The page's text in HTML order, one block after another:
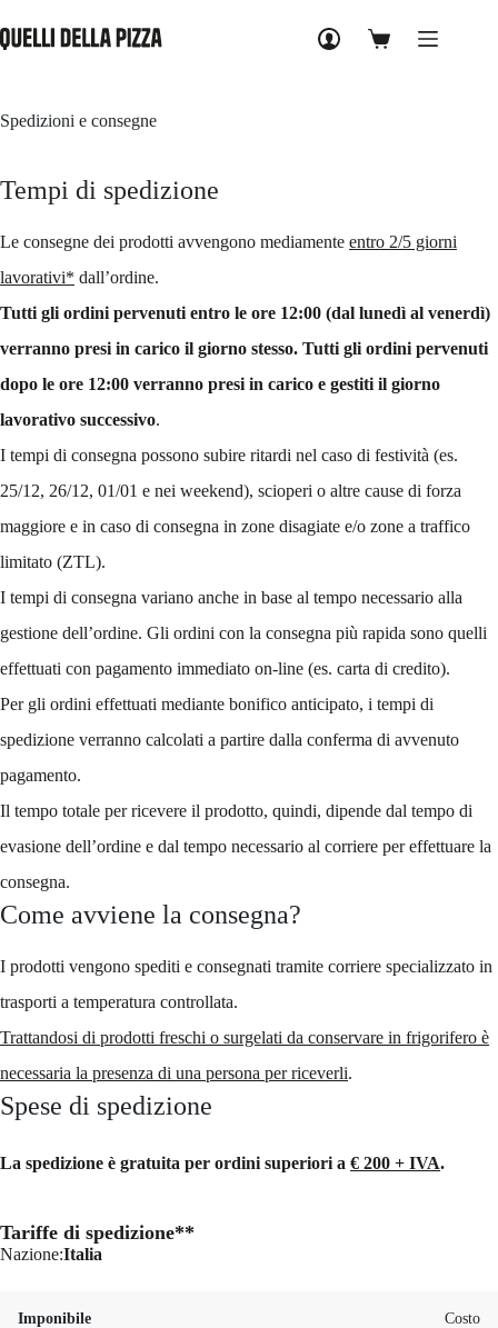
al
contenuto
Carrello
Spedizioni e consegne
Tempi di spedizione
Le consegne dei prodotti avvengono mediamente entro 2/5 giorni
lavorativi* dall’ordine.
Tutti gli ordini pervenuti entro le ore 12:00 (dal lunedì al venerdì)
verranno presi in carico il giorno stesso. Tutti gli ordini pervenuti
dopo le ore 12:00 verranno presi in carico e gestiti il giorno
lavorativo successivo.
I tempi di consegna possono subire ritardi nel caso di festività (es.
25/12, 26/12, 01/01 e nei weekend), scioperi o altre cause di forza
maggiore e in caso di consegna in zone disagiate e/o zone a traffico
limitato (ZTL).
I tempi di consegna variano anche in base al tempo necessario alla
gestione dell’ordine. Gli ordini con la consegna più rapida sono quelli
effettuati con pagamento immediato on-line (es. carta di credito).
Per gli ordini effettuati mediante bonifico anticipato, i tempi di
spedizione verranno calcolati a partire dalla conferma di avvenuto
pagamento.
Il tempo totale per ricevere il prodotto, quindi, dipende dal tempo di
evasione dell’ordine e dal tempo necessario al corriere per effettuare la
consegna.
Come avviene la consegna?
I prodotti vengono spediti e consegnati tramite corriere specializzato in
trasporti a temperatura controllata.
Trattandosi di prodotti freschi o surgelati da conservare in frigorifero è
necessaria la presenza di una persona per riceverli.
Spese di spedizione
La spedizione è gratuita per ordini superiori a € 200 + IVA.
Tariffe di spedizione**
Nazione:Italia
Imponibile Costo